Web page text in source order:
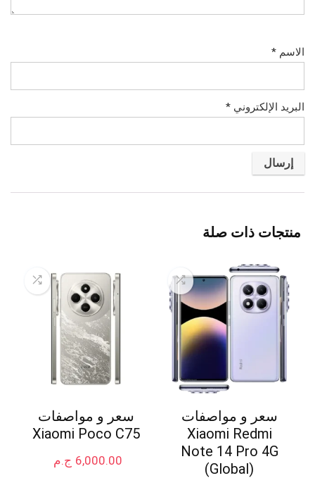
الاسم *
البريد الإلكتروني *
منتجات ذات صلة
سعر و مواصفات
Xiaomi Redmi
Note 14 Pro 4G
(Global)
سعر و مواصفات
Xiaomi Poco C75
ج.م 6,000.00